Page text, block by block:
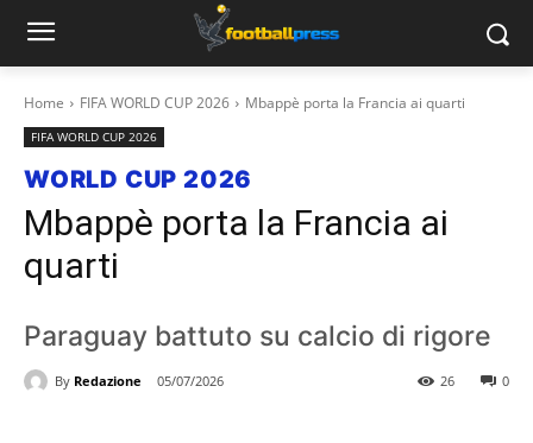
Home FIFA WORLD CUP 2026 Mbappè porta la Francia ai quarti
FIFA WORLD CUP 2026
WORLD CUP 2026
Mbappè porta la Francia ai
quarti
Paraguay battuto su calcio di rigore
By Redazione 05/07/2026 0
26